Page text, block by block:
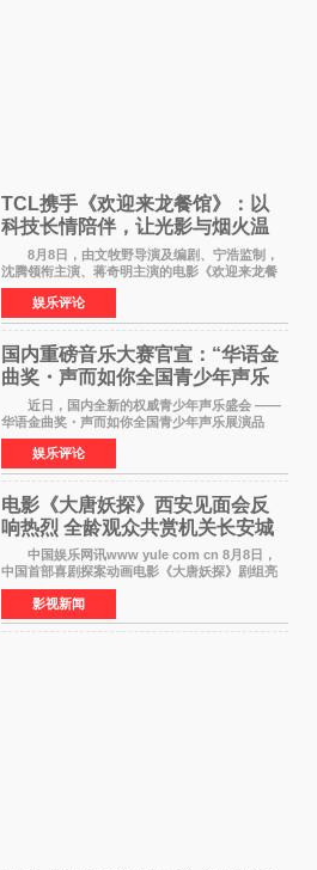
TCL携手《欢迎来龙餐馆》：以
科技长情陪伴，让光影与烟火温
暖生活
8月8日，由文牧野导演及编剧、宁浩监制，
沈腾领衔主演、蒋奇明主演的电影《欢迎来龙餐
馆》在上海超前点映，主创团队携影片亮相与观
众提前见面。TCL作为本片独家合作伙伴，在路
演现场设置品牌互
娱乐评论
国内重磅音乐大赛官宣：“华语金
曲奖・声而如你全国青少年声乐
展演” 正式启幕，阿沁出任明星总
评审
近日，国内全新的权威青少年声乐盛会 ——
华语金曲奖・声而如你全国青少年声乐展演品
牌，在湖南长沙隆重举行官宣，国内又一高规格
青少年声乐赛事全面启航。 本赛事由寰宇声
扬联合华语金曲
娱乐评论
电影《大唐妖探》西安见面会反
响热烈 全龄观众共赏机关长安城
中国娱乐网讯www yule com cn 8月8日，
中国首部喜剧探案动画电影《大唐妖探》剧组亮
相西安，举办线下见面会活动。导演程腾、联合
导演黄珉、总制片人曹紫建、制片人李莹莹、领
衔声音出演雷淞然
影视新闻